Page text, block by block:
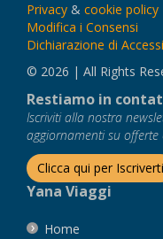
Privacy & cookie policy
Modifica i Consensi
Dichiarazione di
© 2026 | All Rights
Restiamo in
Iscriviti alla nostra
aggiornamenti su
Clicca qui per Iscriverti
Yana Viaggi
Home